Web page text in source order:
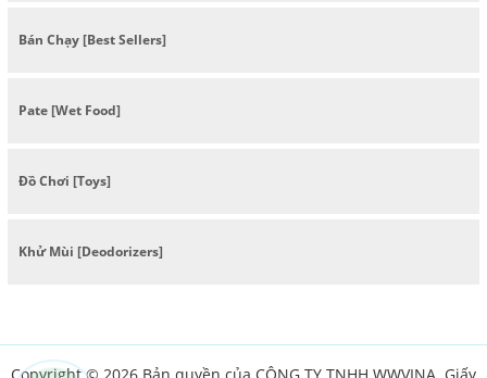
Bán Chạy [Best Sellers]
Pate [Wet Food]
Đồ Chơi [Toys]
Khử Mùi [Deodorizers]